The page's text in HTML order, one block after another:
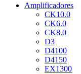
Amplificadores
CK10.0
CK6.0
CK8.0
D3
D4100
D4150
EX1300